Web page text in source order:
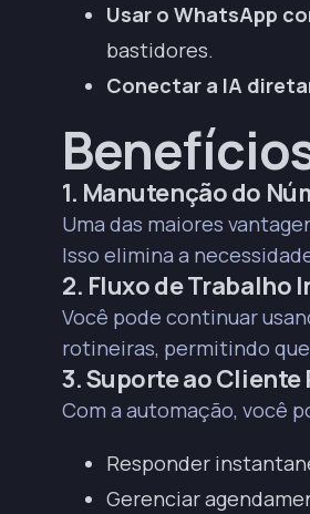
Usar o WhatsApp
bastidores.
Conectar a IA
1. Manutenção do
Uma das maiores
Isso elimina a
2. Fluxo de Trabalho
Você pode continuar
rotineiras, permitindo
3. Suporte ao
Com a automação, você
Responder
Gerenciar